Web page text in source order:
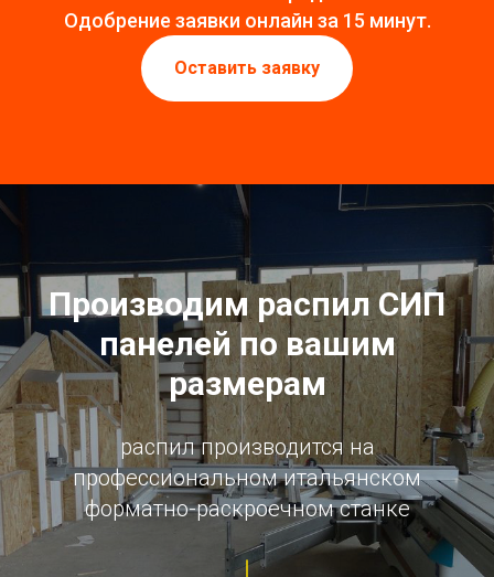
Одобрение заявки онлайн за 15 минут.
Оставить заявку
Производим распил СИП
панелей по вашим
размерам
распил производится на
профессиональном итальянском
форматно-раскроечном станке